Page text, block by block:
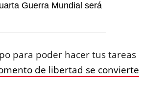
Guerra Mundial será
para poder hacer tus tareas
de libertad se convierte